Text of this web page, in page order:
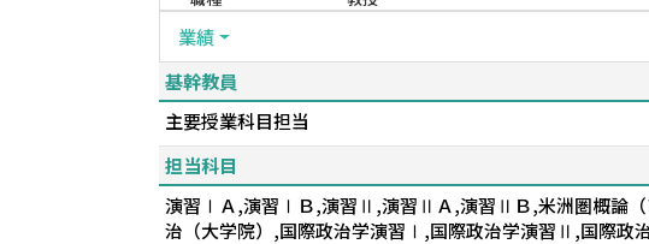
業績
基幹教員
主要授業科目担当
担当科目
演習ⅠＡ,演習ⅠＢ,演習Ⅱ,演習ⅡＡ,演習ⅡＢ,米洲圏概論（
治（大学院）,国際政治学演習Ⅰ,国際政治学演習Ⅱ,国際政